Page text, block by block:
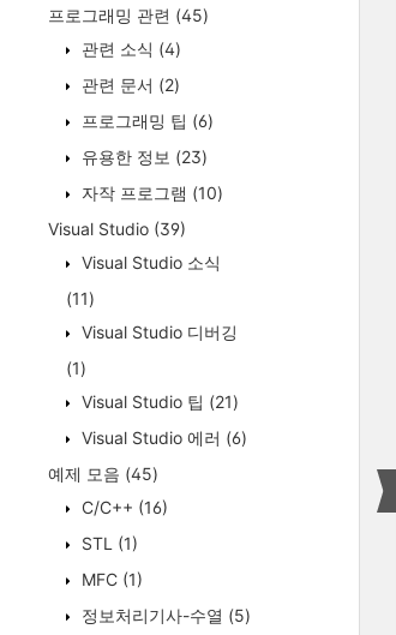
프로그래밍 관련 (45)
관련 소식 (4)
관련 문서 (2)
프로그래밍 팁 (6)
유용한 정보 (23)
자작 프로그램 (10)
Visual Studio (39)
Visual Studio 소식
(11)
Visual Studio 디버깅
(1)
Visual Studio 팁 (21)
Visual Studio 에러 (6)
예제 모음 (45)
C/C++ (16)
STL (1)
MFC (1)
정보처리기사-수열 (5)